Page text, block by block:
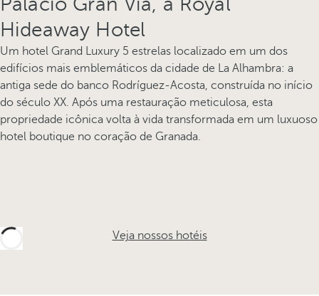
Hideaway Hotel
Um hotel Grand Luxury 5 estrelas localizado em um dos
edifícios mais emblemáticos da cidade de La Alhambra: a
antiga sede do banco Rodríguez-Acosta, construída no início
do século XX. Após uma restauração meticulosa, esta
propriedade icônica volta à vida transformada em um luxuoso
hotel boutique no coração de Granada.
Veja nossos hotéis